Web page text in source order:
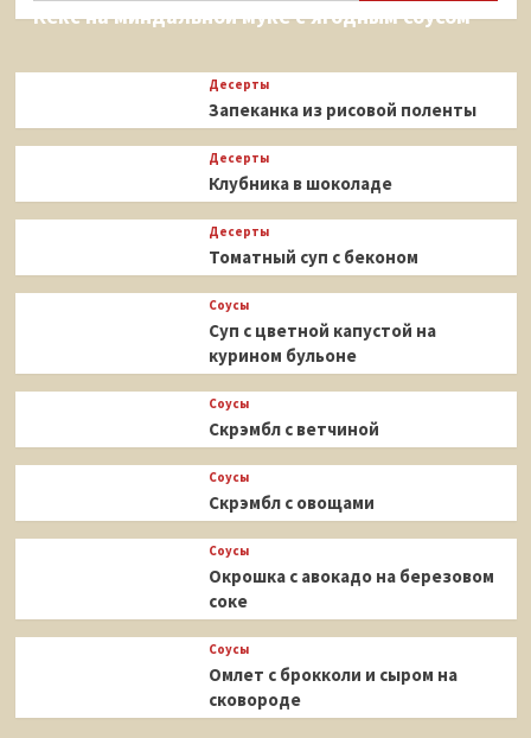
Кекс на миндальной муке с ягодным соусом
Десерты
Запеканка из рисовой поленты
Десерты
Клубника в шоколаде
Десерты
Томатный суп с беконом
Соусы
Суп с цветной капустой на
курином бульоне
Соусы
Скрэмбл с ветчиной
Соусы
Скрэмбл с овощами
Соусы
Окрошка с авокадо на березовом
соке
Соусы
Омлет с брокколи и сыром на
сковороде